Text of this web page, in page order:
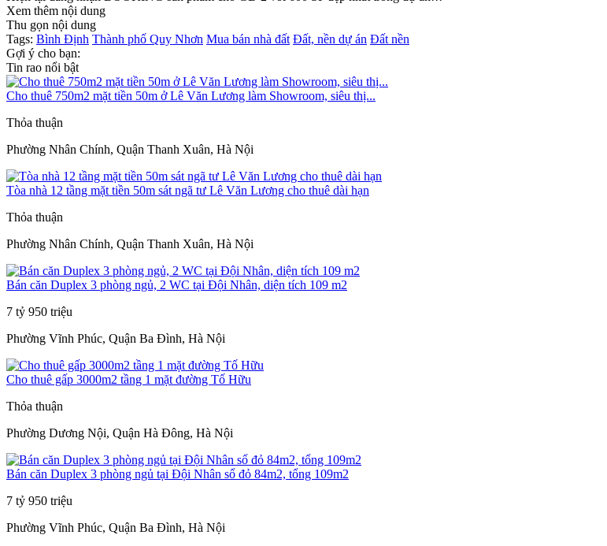
Xem thêm nội dung
Thu gọn nội dung
Tags: Bình Định Thành phố Quy Nhơn Mua bán nhà đất Đất, nền dự án Đất nền
Gợi ý cho bạn:
Tin rao nổi bật
Cho thuê 750m2 mặt tiền 50m ở Lê Văn Lương làm Showroom, siêu thị...
Thỏa thuận
Phường Nhân Chính, Quận Thanh Xuân, Hà Nội
Tòa nhà 12 tầng mặt tiền 50m sát ngã tư Lê Văn Lương cho thuê dài hạn
Thỏa thuận
Phường Nhân Chính, Quận Thanh Xuân, Hà Nội
Bán căn Duplex 3 phòng ngủ, 2 WC tại Đội Nhân, diện tích 109 m2
7 tỷ 950 triệu
Phường Vĩnh Phúc, Quận Ba Đình, Hà Nội
Cho thuê gấp 3000m2 tầng 1 mặt đường Tố Hữu
Thỏa thuận
Phường Dương Nội, Quận Hà Đông, Hà Nội
Bán căn Duplex 3 phòng ngủ tại Đội Nhân sổ đỏ 84m2, tổng 109m2
7 tỷ 950 triệu
Phường Vĩnh Phúc, Quận Ba Đình, Hà Nội